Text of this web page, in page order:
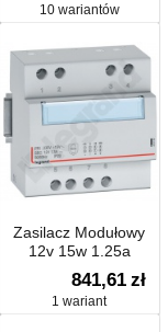
10 wariantów
Zasilacz Modułowy
12v 15w 1.25a
841,61 zł
1 wariant